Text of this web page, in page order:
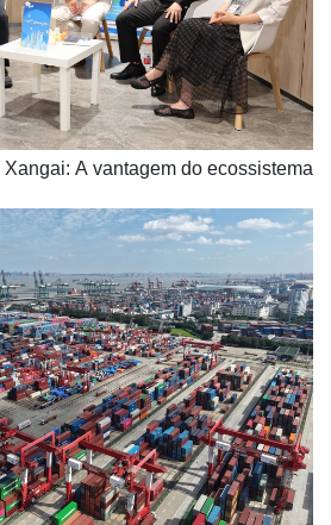
A vantagem do ecossistema